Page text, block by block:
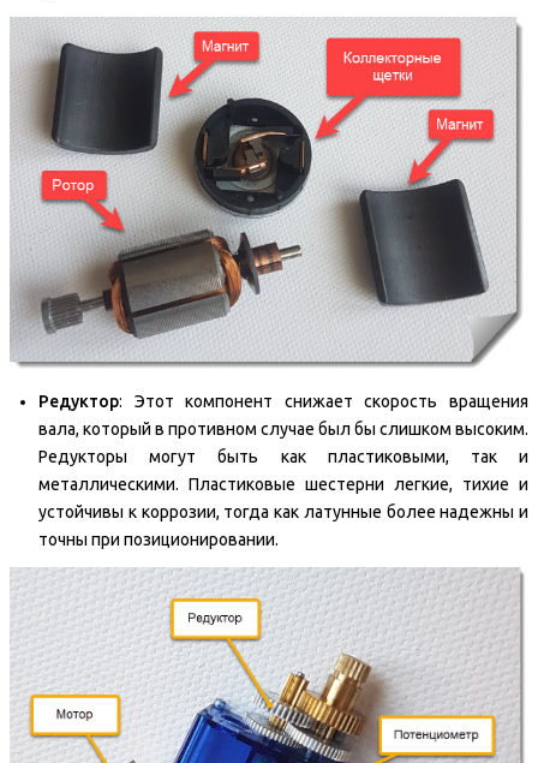
Редуктор: Этот компонент снижает скорость вращения
вала, который в противном случае был бы слишком высоким.
Редукторы могут быть как пластиковыми, так и
металлическими. Пластиковые шестерни легкие, тихие и
устойчивы к коррозии, тогда как латунные более надежны и
точны при позиционировании.